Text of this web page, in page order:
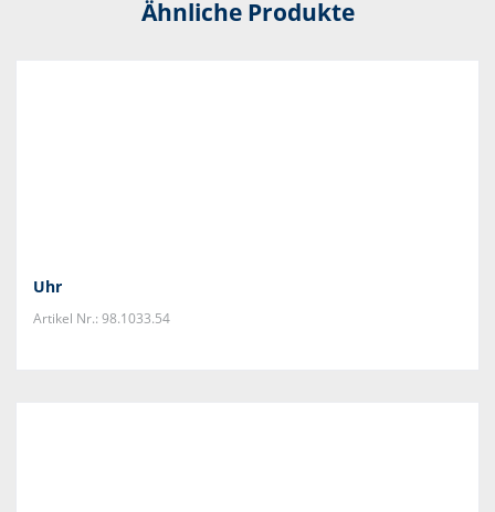
Ähnliche Produkte
Uhr
Artikel Nr.: 98.1033.54